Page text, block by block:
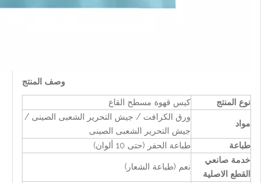
وصف المنتج
نوع المنتج كيس قهوة مسطح القاع
مواد
ورق الكرافت / جيش التحرير الشعبى الصينى /
جيش التحرير الشعبى الصينى
طباعة
طباعة الحفر (حتى 10 ألوان)
خدمة صانعي
القطع الاصلية
نعم (طباعة الشعار)